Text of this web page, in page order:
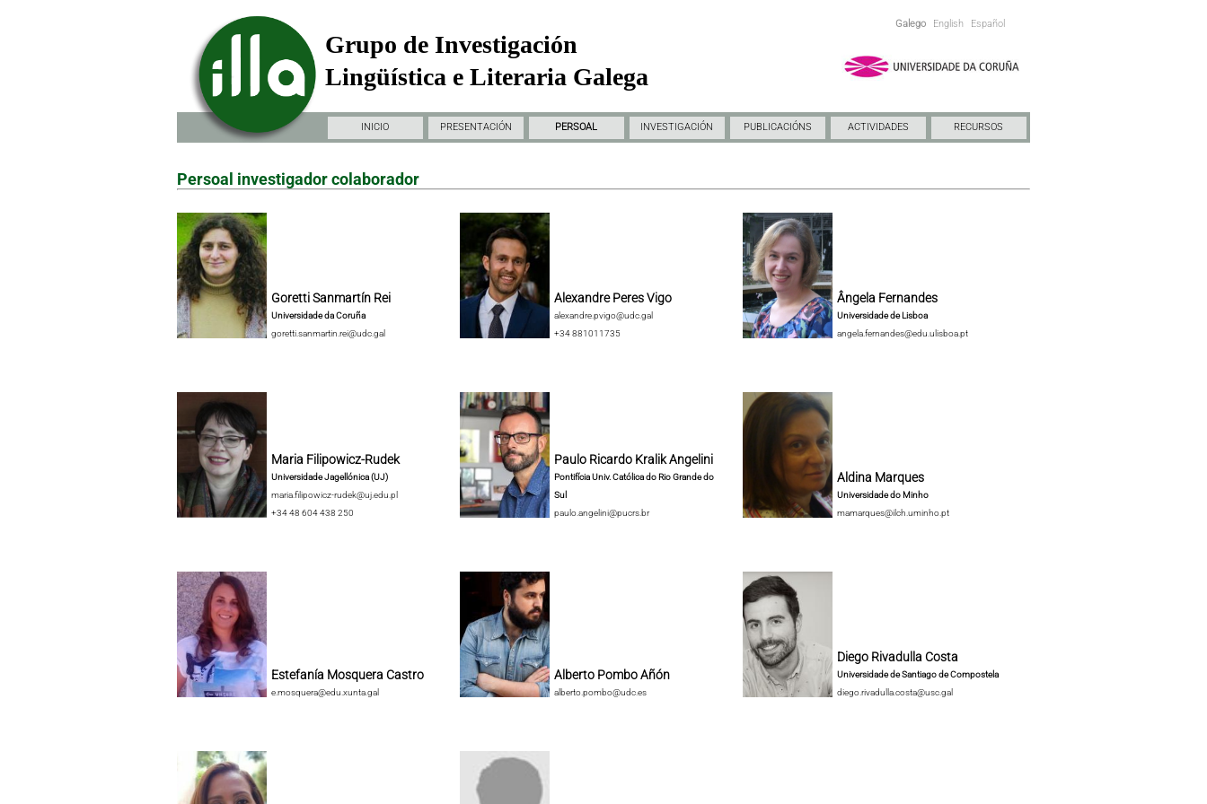
Galego English Español
Grupo de Investigación
Lingüística e Literaria Galega
INICIO PRESENTACIÓN PERSOAL INVESTIGACIÓN PUBLICACIÓNS ACTIVIDADES RECURSOS
Persoal investigador colaborador
Goretti Sanmartín Rei
Universidade da Coruña
goretti.sanmartin.rei@udc.gal
Alexandre Peres Vigo
alexandre.pvigo@udc.gal
+34 881011735
Ângela Fernandes
Universidade de Lisboa
angela.fernandes@edu.ulisboa.pt
Maria Filipowicz-Rudek
Universidade Jagellónica (UJ)
maria.filipowicz-rudek@uj.edu.pl
+34 48 604 438 250
Paulo Ricardo Kralik Angelini
Pontifícia Univ. Católica do Rio Grande do
Sul
paulo.angelini@pucrs.br
Aldina Marques
Universidade do Minho
mamarques@ilch.uminho.pt
Estefanía Mosquera Castro
e.mosquera@edu.xunta.gal
Alberto Pombo Añón
alberto.pombo@udc.es
Diego Rivadulla Costa
Universidade de Santiago de Compostela
diego.rivadulla.costa@usc.gal